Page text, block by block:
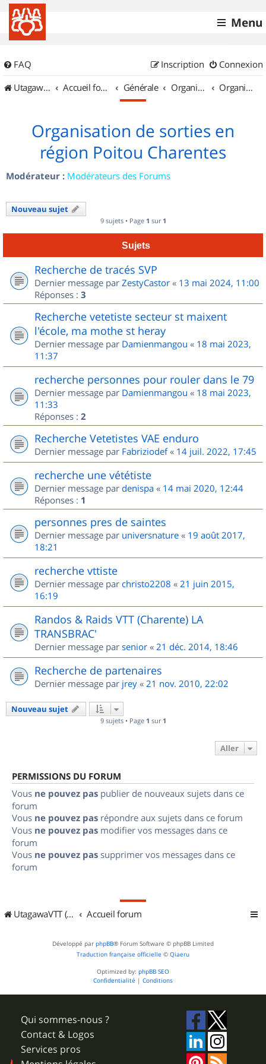
Menu
FAQ Connexion
Inscription
UtagawaVTT (Randos VTT et VTTAE avec traces GPS)
Accueil forum Générale Organisation de sorties & Recherche de partenaires Organisation de sorties en région Poitou Charentes
Organisation de sorties en
région Poitou Charentes
Modérateur : Modérateurs des Forums
Nouveau sujet
9 sujets • Page 1 sur 1
Sujets
Recherche de tracés SVP
Dernier message par ZestyCastor « 13 mai 2024, 11:00
Réponses : 3
Recherche vetetiste secteur st maixent
l'école, ma mothe st heray
Dernier message par Damienmangou « 18 mai 2023,
11:37
recherche personnes pour rouler dans le 79
Dernier message par Damienmangou « 18 mai 2023,
11:33
Réponses : 2
Recherche Vetetistes VAE enduro
Dernier message par Fabriziodef« 14 juil. 2022, 17:45
recherche une vététiste
Dernier message par denispa « 14 mai 2020, 12:44
Réponses : 1
personnes pres de saintes
Dernier message par universnature « 19 août 2017,
18:21
recherche vttiste
Dernier message par christo2208 « 21 juin 2015,
16:19
Randos & Raids VTT (Charente) LA
TRANSBRAC'
Dernier message par senior « 21 déc. 2014, 18:46
Recherche de partenaires
Dernier message par jrey « 21 nov. 2010, 22:02
Nouveau sujet
9 sujets • Page 1 sur 1
Aller
PERMISSIONS DU FORUM
Vous ne pouvez pas publier de nouveaux sujets dans ce
forum
Vous ne pouvez pas répondre aux sujets dans ce forum
Vous ne pouvez pas modifier vos messages dans ce
forum
Vous ne pouvez pas supprimer vos messages dans ce
forum
UtagawaVTT (Randos VTT et VTTAE avec traces GPS) Accueil forum
Développé par phpBB® Forum Software © phpBB Limited
Traduction française officielle © Qiaeru
Optimized by: phpBB SEO
Confidentialité | Conditions
Qui sommes-nous ?
Contact & Logos
Services pros